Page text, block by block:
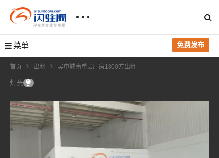
菜单 免费发布
首页 出租 吴中城南单层厂房1800方出租
灯光
视
频
播